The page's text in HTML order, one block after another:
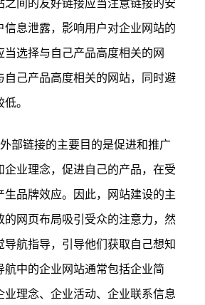
之间的友好链接应当注意链接的安
信息泄露，影响用户对企业网站的
当选择与自己产品高度相关的网
自己产品高度相关的网站，同时避
。
链接的主要目的是促进和推广
企业理念，促进自己的产品，在受
生品牌效应。因此，网站建设的主
的网页布局吸引受众的注意力，然
导航指导，引导他们获取自己想知
航中的企业网站通常包括企业简
业理念、企业活动、企业联系信息